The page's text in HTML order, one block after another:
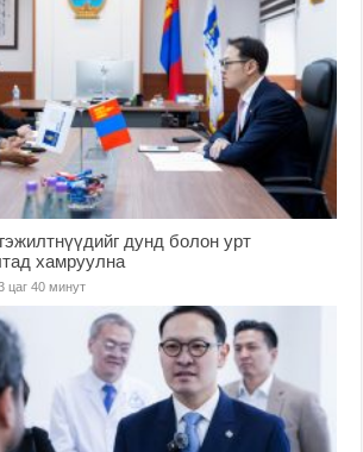
дунд болон урт
хамруулна
цаг 40 минут